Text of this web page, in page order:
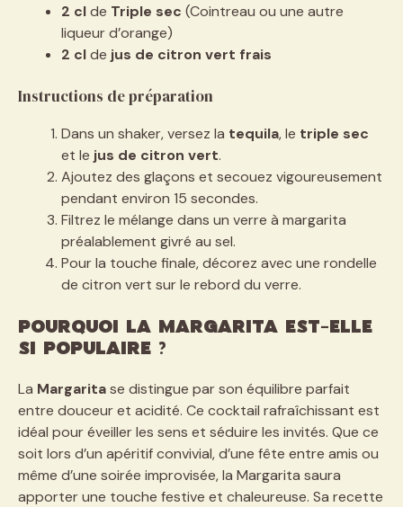
2 clde Triple sec (Cointreau ou une autre
liqueur d’orange)
2 clde jus de citron vert frais
Instructions de préparation
Dans un shaker, versez la tequila, le triple sec
et le jus de citron vert.
Ajoutez des glaçons et secouez vigoureusement
pendant environ 15 secondes.
Filtrez le mélange dans un verre à margarita
préalablement givré au sel.
Pour la touche finale, décorez avec une rondelle
de citron vert sur le rebord du verre.
Pourquoi la Margarita est-elle
si populaire ?
La Margaritase distingue par son équilibre parfait
entre douceur et acidité. Ce cocktail rafraîchissant est
idéal pour éveiller les sens et séduire les invités. Que ce
soit lors d’un apéritif convivial, d’une fête entre amis ou
même d’une soirée improvisée, la Margarita saura
apporter une touche festive et chaleureuse. Sa recette